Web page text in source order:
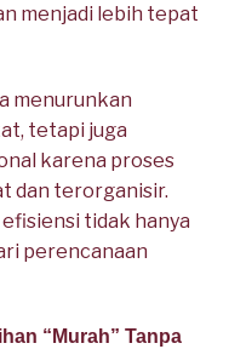
menjadi lebih tepat
menurunkan
tetapi juga
karena proses
dan terorganisir.
tidak hanya
perencanaan
“Murah” Tanpa